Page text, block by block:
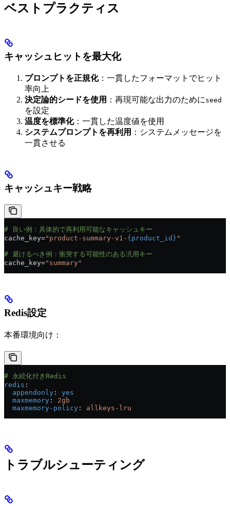
ベストプラクティス
キャッシュヒットを最大化
プロンプトを正規化：一貫したフォーマットでヒット
率向上
決定論的シードを使用 ：再現可能な出力のために seed
を設定
温度を標準化：一貫した温度値を使用
システムプロンプトを再利用 ：システムメッセージを
一貫させる
キャッシュキー戦略
# 良い例：具体的で再利用可能なキャッシュキー
cache_key="product-summary-v1- {product_id} "
# 避けるべき例：衝突する可能性のある汎用キー
cache_key="summary"
Redis設定
本番環境向け：
# 永続化付きRedis
redis :
  appendonly
: yes
  maxmemory
: 2gb
  maxmemory-policy
: allkeys-lru
トラブルシューティング